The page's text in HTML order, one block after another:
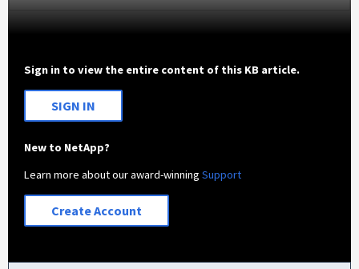
Sign in to view the entire content of this KB article.
SIGN IN
New to NetApp?
Learn more about our award-winningSupport
Create Account